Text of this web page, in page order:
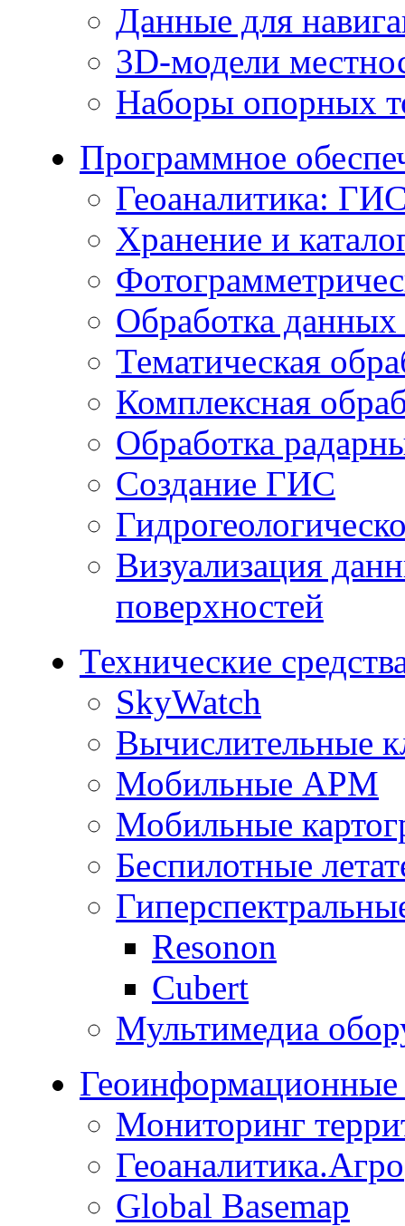
Данные для
3D-модели
Наборы опорных
Программное
Геоаналитика:
Хранение и
Обработка
Тематическая
Комплексная
Обработка
Создание ГИС
Визуализация
поверхностей
Технические
SkyWatch
Вычислительные
Мобильные АРМ
Мобильные
Беспилотные
Resonon
Cubert
Мультимедиа
Геоинформационные
Мониторинг
Геоаналитика.Агро
Global Basemap